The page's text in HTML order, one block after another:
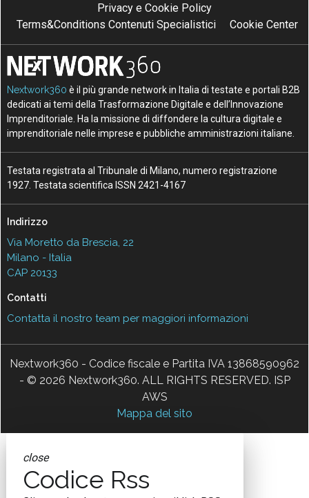
Privacy e Cookie Policy
Terms&Conditions Contenuti Specialistici
Cookie Center
Nextwork360 è il più grande network in Italia di testate e portali B2B
dedicati ai temi della Trasformazione Digitale e dell’Innovazione
Imprenditoriale. Ha la missione di diffondere la cultura digitale e
imprenditoriale nelle imprese e pubbliche amministrazioni italiane.
Testata registrata al Tribunale di Milano, numero registrazione
1927. Testata scientifica ISSN 2421-4167
Indirizzo
Via Moretto da Brescia, 22
Milano - Italia
CAP 20133
Contatti
Contatta il nostro team per maggiori informazioni
Nextwork360 - Codice fiscale e Partita IVA 13868590962
- © 2026 Nextwork360. ALL RIGHTS RESERVED. ISP
AWS
Mappa del sito
close
Codice Rss